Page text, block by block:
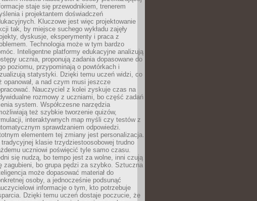
staje się przewodnikiem, trenerem
i projektantem doświadczeń
Kluczowe jest więc projektowanie
tak, by miejsce suchego wykładu zajęły
dyskusje, eksperymenty i praca z
Technologia może w tym bardzo
Inteligentne platformy edukacyjne analizują
ucznia, proponują zadania dopasowane do
poziomu, przypominają o powtórkach i
statystyki. Dzięki temu uczeń widzi, co
opanował, a nad czym musi jeszcze
Nauczyciel z kolei zyskuje czas na
rozmowy z uczniami, bo część zadań
system. Współczesne narzędzia
też szybkie tworzenie quizów,
interaktywnych map myśli czy testów z
sprawdzaniem odpowiedzi.
elementem tej zmiany jest personalizacja.
tradycyjnej klasie trzydziestoosobowej trudno
uczniowi poświęcić tyle samo czasu.
się nudzą, bo tempo jest za wolne, inni czują
zagubieni, bo grupa pędzi za szybko. Sztuczna
może dopasować materiał do
osoby, a jednocześnie podsunąć
informacje o tym, kto potrzebuje
Dzięki temu uczeń dostaje poczucie, że